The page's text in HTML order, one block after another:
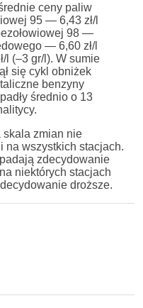
ceny paliw
95 — 6,43 zł/l
98 —
— 6,60 zł/l
l (–3 gr/l). W sumie
się cykl obniżek
benzyny
średnio o 13
skala zmian nie
na wszystkich stacjach.
zdecydowanie
niektórych stacjach
droższe.